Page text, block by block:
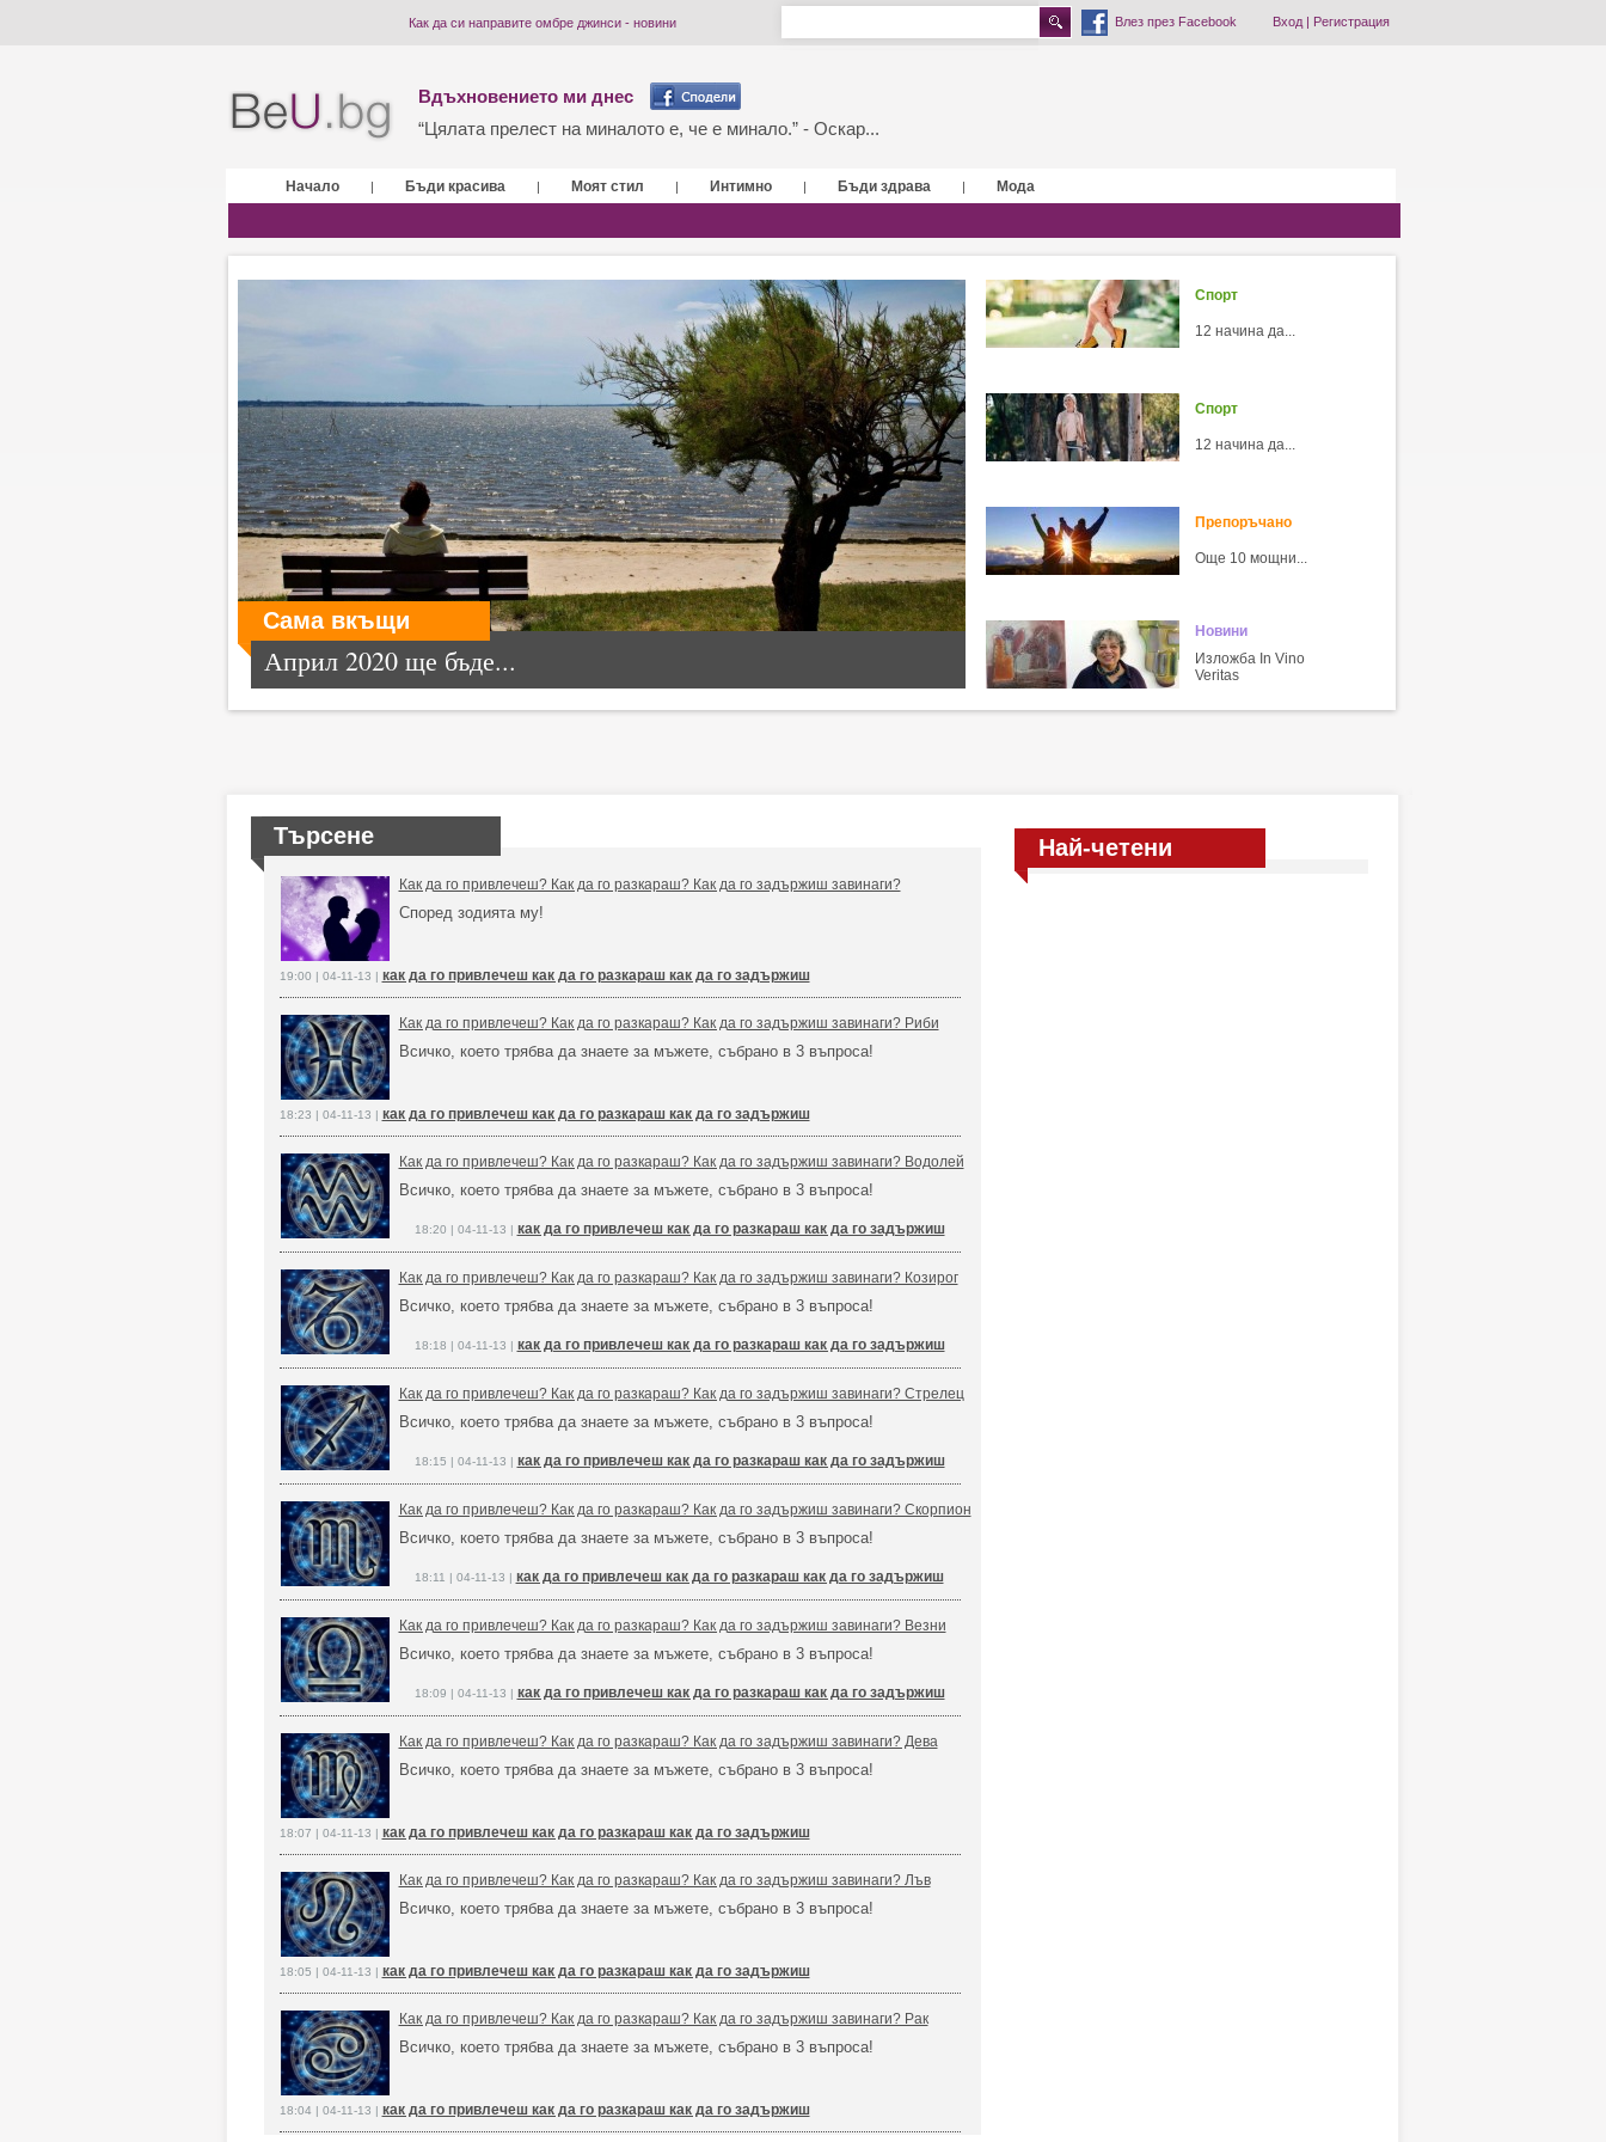
Как да си направите омбре джинси - новини Влез през Facebook Вход| Регистрация
Вдъхновението ми днес
“Цялата прелест на миналото е, че е минало.” - Оскар...
Начало | Бъди красива | Моят стил | Интимно | Бъди здрава | Мода
Сама вкъщи
Април 2020 ще бъде...
Спорт
12 начина да...
Спорт
12 начина да...
Препоръчано
Още 10 мощни...
Новини
Изложба In Vino
Veritas
Търсене
Как да го привлечеш? Как да го разкараш? Как да го задържиш завинаги?
Според зодията му!
19:00 | 04-11-13 | как да го привлечеш как да го разкараш как да го задържиш
Как да го привлечеш? Как да го разкараш? Как да го задържиш завинаги? Риби
Всичко, което трябва да знаете за мъжете, събрано в 3 въпроса!
18:23 | 04-11-13 | как да го привлечеш как да го разкараш как да го задържиш
Как да го привлечеш? Как да го разкараш? Как да го задържиш завинаги? Водолей
Всичко, което трябва да знаете за мъжете, събрано в 3 въпроса!
18:20 | 04-11-13 | как да го привлечеш как да го разкараш как да го задържиш
Как да го привлечеш? Как да го разкараш? Как да го задържиш завинаги? Козирог
Всичко, което трябва да знаете за мъжете, събрано в 3 въпроса!
18:18 | 04-11-13 | как да го привлечеш как да го разкараш как да го задържиш
Как да го привлечеш? Как да го разкараш? Как да го задържиш завинаги? Стрелец
Всичко, което трябва да знаете за мъжете, събрано в 3 въпроса!
18:15 | 04-11-13 | как да го привлечеш как да го разкараш как да го задържиш
Как да го привлечеш? Как да го разкараш? Как да го задържиш завинаги? Скорпион
Всичко, което трябва да знаете за мъжете, събрано в 3 въпроса!
18:11 | 04-11-13 | как да го привлечеш как да го разкараш как да го задържиш
Как да го привлечеш? Как да го разкараш? Как да го задържиш завинаги? Везни
Всичко, което трябва да знаете за мъжете, събрано в 3 въпроса!
18:09 | 04-11-13 | как да го привлечеш как да го разкараш как да го задържиш
Как да го привлечеш? Как да го разкараш? Как да го задържиш завинаги? Дева
Всичко, което трябва да знаете за мъжете, събрано в 3 въпроса!
18:07 | 04-11-13 | как да го привлечеш как да го разкараш как да го задържиш
Как да го привлечеш? Как да го разкараш? Как да го задържиш завинаги? Лъв
Всичко, което трябва да знаете за мъжете, събрано в 3 въпроса!
18:05 | 04-11-13 | как да го привлечеш как да го разкараш как да го задържиш
Как да го привлечеш? Как да го разкараш? Как да го задържиш завинаги? Рак
Всичко, което трябва да знаете за мъжете, събрано в 3 въпроса!
18:04 | 04-11-13 | как да го привлечеш как да го разкараш как да го задържиш
Най-четени